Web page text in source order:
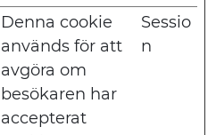
Denna cookie
används för att
avgöra om
besökaren har
accepterat
Sessio
n